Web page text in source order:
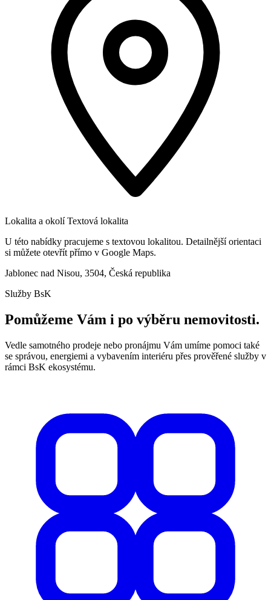
Lokalita a okolí Textová lokalita
U této nabídky pracujeme s textovou lokalitou. Detailnější orientaci
si můžete otevřít přímo v Google Maps.
Jablonec nad Nisou, 3504, Česká republika
Služby BsK
Pomůžeme Vám i po výběru nemovitosti.
Vedle samotného prodeje nebo pronájmu Vám umíme pomoci také
se správou, energiemi a vybavením interiéru přes prověřené služby v
rámci BsK ekosystému.